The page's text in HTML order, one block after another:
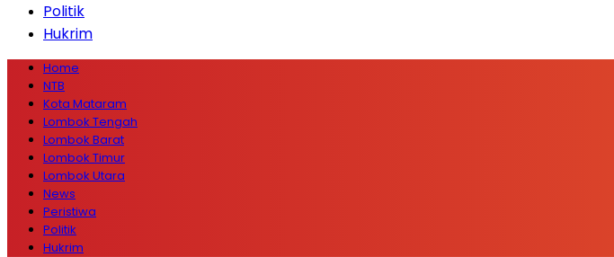
Politik
Hukrim
Home
NTB
Kota Mataram
Lombok Tengah
Lombok Barat
Lombok Timur
Lombok Utara
News
Peristiwa
Politik
Hukrim